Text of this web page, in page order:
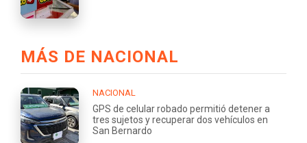
MÁS DE NACIONAL
NACIONAL
GPS de celular robado permitió detener a
tres sujetos y recuperar dos vehículos en
San Bernardo